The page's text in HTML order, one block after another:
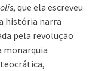
, que ela escreveu
história narra
pela revolução
monarquia